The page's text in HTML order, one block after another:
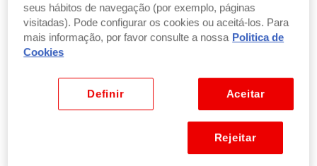
O ponto de partida deve ser sempre o mesmo:
perceber que problema a operação resolve e que valor
pode criar. Comprar ou vender apenas porque surgiu
uma oportunidade pode ser arriscado.Uma operação
de M&A deve estar ligada a uma estratégia clara.
Portugal e Espanha: um mercado próximo, mas
seus hábitos de navegação (por exemplo, páginas
visitadas). Pode configurar os cookies ou aceitá-los. Para
mais informação, por favor consulte a nossa Politica de
Cookies
Aceitar
Definir
Rejeitar